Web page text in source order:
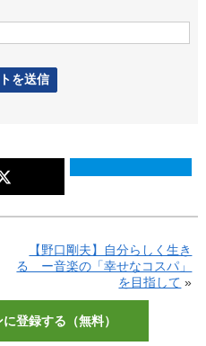
【野口剛夫】自分らしく生き
る ー音楽の「幸せなコスパ」
を目指して »
登録する（無料）